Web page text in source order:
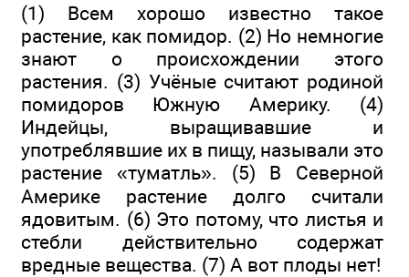
(1) Всем хорошо известно такое
растение, как помидор. (2) Но немногие
знают о происхождении этого
растения. (3) Учёные считают родиной
помидоров Южную Америку. (4)
Индейцы, выращивавшие и
употреблявшие их в пищу, называли это
растение «туматль». (5) В Северной
Америке растение долго считали
ядовитым. (6) Это потому, что листья и
стебли действительно содержат
вредные вещества. (7) А вот плоды нет!